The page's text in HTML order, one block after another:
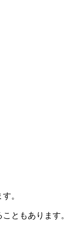
。
ともあります。